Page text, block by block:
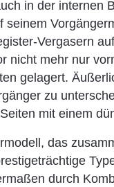
in der internen
seinem
Vergasern
nicht mehr nur
gelagert.
zu
mit einem
das
durch